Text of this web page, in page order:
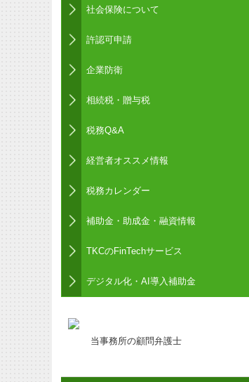
社会保険について
許認可申請
企業防衛
相続税・贈与税
税務Q&A
経営者オススメ情報
税務カレンダー
補助金・助成金・融資情報
TKCのFinTechサービス
デジタル化・AI導入補助金
当事務所の顧問弁護士